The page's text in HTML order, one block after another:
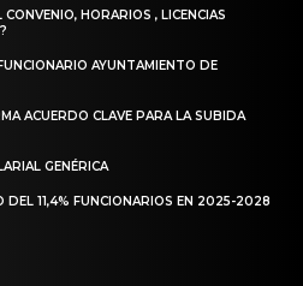
HORARIOS , LICENCIAS
AYUNTAMIENTO DE
ACUERDO CLAVE PARA LA SUBIDA
GENÉRICA
DEL 11,4% FUNCIONARIOS EN 2025-2028